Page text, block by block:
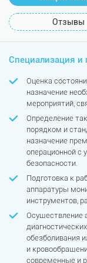
Отзывы
Специализация
Оценка
назначение
мероприятий,
Определение
порядком и
назначение
операционной с
безопасности.
Подготовка к
аппаратуры
инструментов,
Осуществление
обезболивания
и
современные и